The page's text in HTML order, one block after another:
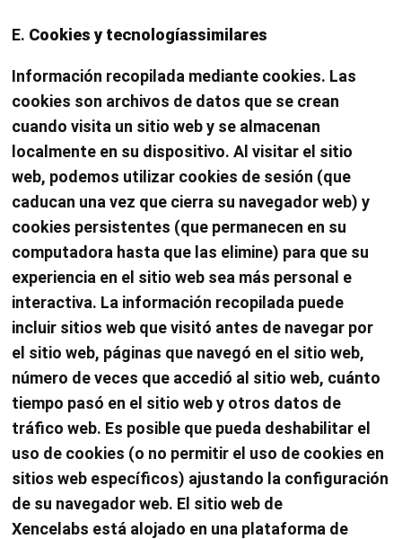
E. Cookies y tecnologíassimilares
Información recopilada mediante cookies. Las
cookies son archivos de datos que se crean
cuando visita un sitio web y se almacenan
localmente en su dispositivo. Al visitar el sitio
web, podemos utilizar cookies de sesión (que
caducan una vez que cierra su navegador web) y
cookies persistentes (que permanecen en su
computadora hasta que las elimine) para que su
experiencia en el sitio web sea más personal e
interactiva. La información recopilada puede
incluir sitios web que visitó antes de navegar por
el sitio web, páginas que navegó en el sitio web,
número de veces que accedió al sitio web, cuánto
tiempo pasó en el sitio web y otros datos de
tráfico web. Es posible que pueda deshabilitar el
uso de cookies (o no permitir el uso de cookies en
sitios web específicos) ajustando la configuración
de su navegador web. El sitio web de
Xencelabs está alojado en una plataforma de